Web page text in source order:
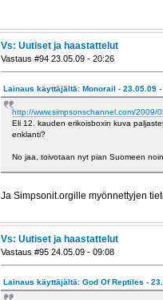
Vs: Uutiset ja haastattelut
Vastaus #94 23.05.09 - 20:26
Lainaus käyttäjältä: Monorail - 23.05.09 -
http://www.simpsonschannel.com/2009/
Eli 12. kauden erikoisboxin kuva
enklanti?
No jaa, toivotaan nyt pian Suomeen
Ja Simpsonit.orgille myönnettyjen
Vs: Uutiset ja haastattelut
Vastaus #95 24.05.09 - 09:08
Lainaus käyttäjältä: God Of Reptiles -